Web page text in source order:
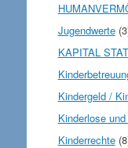
Jugendwerte
KAPITAL
Kindergeld /
Kinderlose
Kinderrechte